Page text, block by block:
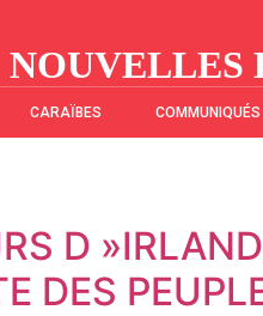
NOUVELLES
CARAÏBES COMMUNIQUÉS
D
DES